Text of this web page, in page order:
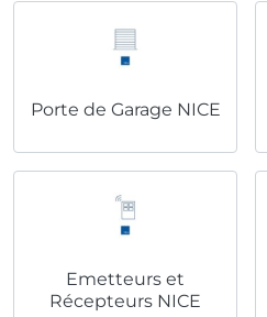
Porte de Garage NICE
Emetteurs et
Récepteurs NICE